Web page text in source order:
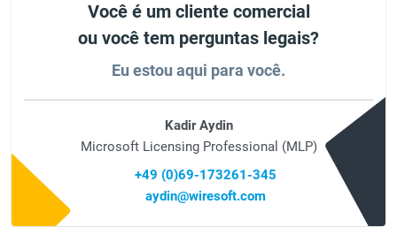
Você é um cliente comercial
ou você tem perguntas legais?
Eu estou aqui para você.
Kadir Aydin
Microsoft Licensing Professional (MLP)
+49 (0)69-173261-345
aydin@wiresoft.com